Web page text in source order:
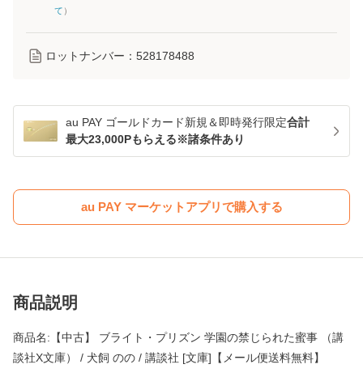
て ）
ロットナンバー： 528178488
au PAY ゴールドカード新規＆即時発行限定合計
最大23,000Pもらえる※諸条件あり
au PAY マーケットアプリで購入する
商品説明
商品名:【中古】 ブライト・プリズン 学園の禁じられた蜜事 （講
談社X文庫） / 犬飼 のの / 講談社 [文庫]【メール便送料無料】